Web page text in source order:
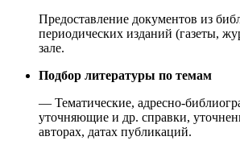
Предоставление документов из
периодических изданий (газеты,
зале.
Подбор литературы по темам
— Тематические, адресно-
уточняющие и др. справки,
авторах, датах публикаций.